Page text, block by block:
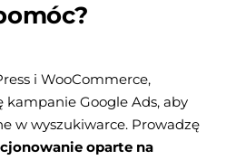
i WooCommerce,
kampanie Google Ads, aby
w wyszukiwarce. Prowadzę
oparte na